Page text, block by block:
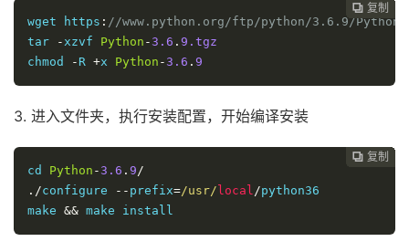
 复制
 复制
 复制
 复制
 复制
 复制
 复制
 复制
 复制
 复制
 复制
 复制
 复制
 复制
 复制
wget https : //www.python.org/ftp/python/3.6.9/
tar
-xzvf Python -3.6 . 9.tgz
chmod
- R +x Python -3.6 . 9
3. 进入文件夹，执行安装配置，开始编译安装
 复制
 复制
 复制
 复制
 复制
 复制
 复制
 复制
 复制
 复制
 复制
 复制
 复制
 复制
cd Python -3.6 . 9/
./configure -- prefix=/usr/ local/python36
make && make install